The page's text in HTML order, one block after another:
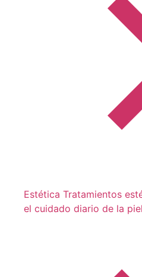
Estética Tratamientos
el cuidado diario de la piel